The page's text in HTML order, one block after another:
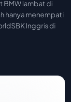
BMW lambat di
hanya menempati
Inggris di